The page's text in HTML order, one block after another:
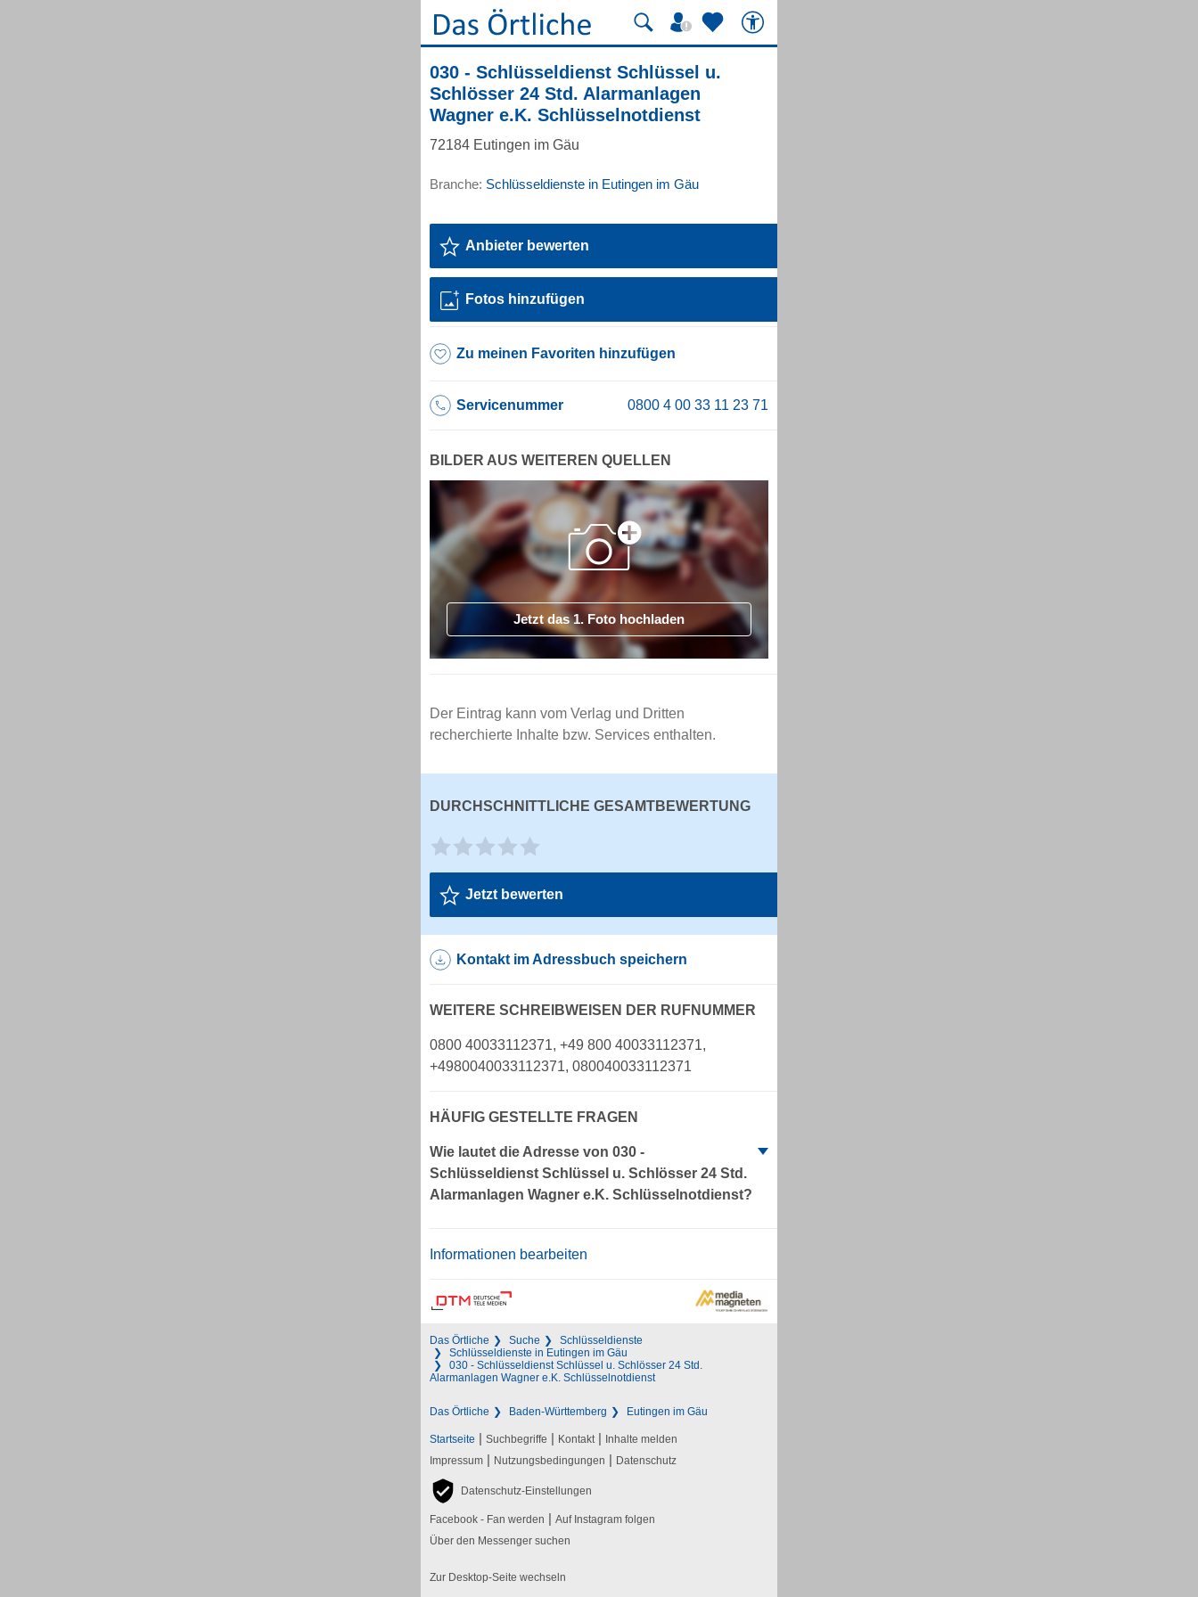
030 - Schlüsseldienst Schlüssel u.
Schlösser 24 Std. Alarmanlagen
Wagner e.K. Schlüsselnotdienst
72184 Eutingen im Gäu
Branche: Schlüsseldienste in Eutingen im Gäu
Anbieter bewerten
Fotos hinzufügen
Zu meinen Favoriten hinzufügen
Servicenummer
BILDER AUS WEITEREN QUELLEN
Jetzt das 1. Foto hochladen
Der Eintrag kann vom Verlag und Dritten
recherchierte Inhalte bzw. Services enthalten.
DURCHSCHNITTLICHE GESAMTBEWERTUNG
Jetzt bewerten
Kontakt im Adressbuch speichern
WEITERE SCHREIBWEISEN DER RUFNUMMER
0800 40033112371, +49 800 40033112371,
+4980040033112371, 080040033112371
HÄUFIG GESTELLTE FRAGEN
Wie lautet die Adresse von 030 -
Schlüsseldienst Schlüssel u. Schlösser 24 Std.
Alarmanlagen Wagner e.K. Schlüsselnotdienst?
Informationen bearbeiten
Das Örtliche Suche
Schlüsseldienste
Schlüsseldienste in Eutingen im Gäu
030 - Schlüsseldienst Schlüssel u. Schlösser 24 Std.
Alarmanlagen Wagner e.K. Schlüsselnotdienst
Das Örtliche Baden-Württemberg Eutingen im Gäu
Startseite | Suchbegriffe | Kontakt | Inhalte melden
Impressum | Nutzungsbedingungen | Datenschutz
Datenschutz-Einstellungen
Facebook - Fan werden | Auf Instagram folgen
Über den Messenger suchen
Zur Desktop-Seite wechseln